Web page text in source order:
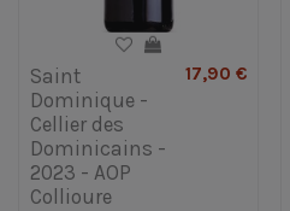
Saint
Dominique -
Cellier des
Dominicains -
2023 - AOP
Collioure
17,90 €